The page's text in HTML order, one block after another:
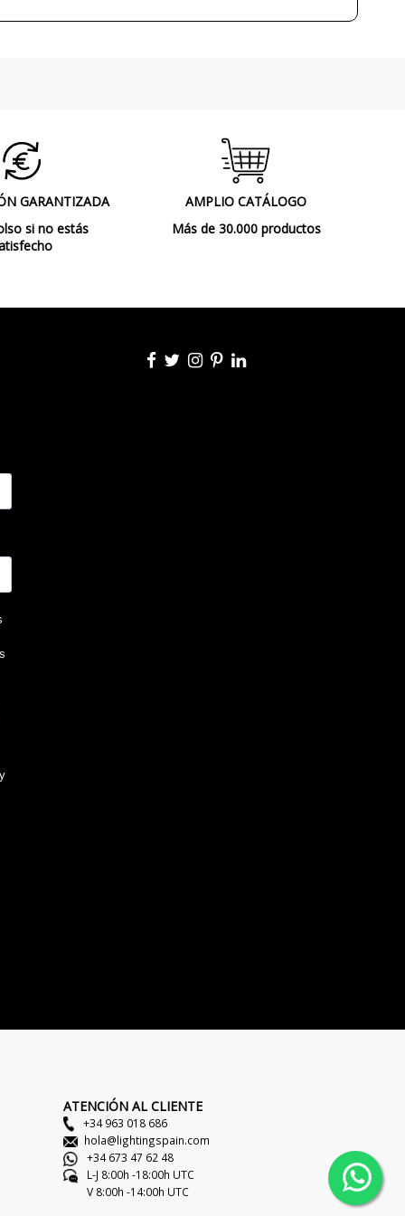
Interior
GARANTIZADA
si no estás
AMPLIO CATÁLOGO
Más de 30.000 productos
ATENCIÓN AL CLIENTE
+34 963 018 686
hola@lightingspain.com
+34 673 47 62 48
L-J 8:00h -18:00h UTC
V 8:00h -14:00h UTC